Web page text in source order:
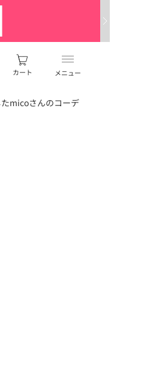
メニュー
カート
micoさんのコーデ